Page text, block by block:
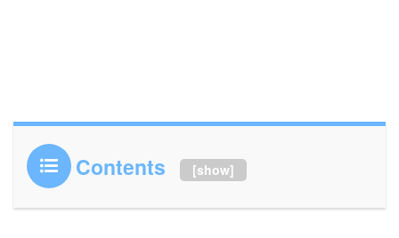
Contents [show]